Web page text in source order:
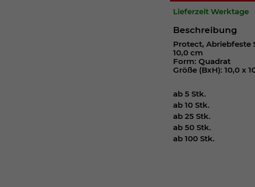
Lieferzeit Werktage
Beschreibung
Protect, Abriebfeste
10,0 cm
Form: Quadrat
Größe (BxH): 10,0 x
ab 5 Stk.
ab 10 Stk.
ab 25 Stk.
ab 50 Stk.
ab 100 Stk.
Dieses Cookie wird verwendet, um Ihre
Cookie-Einstellungen für diese Website zu